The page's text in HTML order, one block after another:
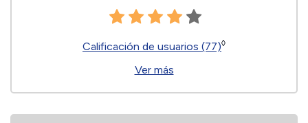
Calificación de usuarios (77)◊
Ver más